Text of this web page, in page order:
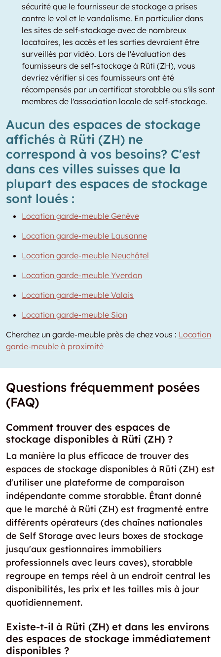
sécurité que le fournisseur de stockage a prises
contre le vol et le vandalisme. En particulier dans
les sites de self-stockage avec de nombreux
locataires, les accès et les sorties devraient être
surveillés par vidéo. Lors de l'évaluation des
fournisseurs de self-stockage à Rüti (ZH), vous
devriez vérifier si ces fournisseurs ont été
récompensés par un certificat storabble ou s'ils sont
membres de l'association locale de self-stockage.
Aucun des espaces de stockage
affichés à Rüti (ZH) ne
correspond à vos besoins? C'est
dans ces villes suisses que la
plupart des espaces de stockage
sont loués :
Location garde-meuble Genève
Location garde-meuble Lausanne
Location garde-meuble Neuchâtel
Location garde-meuble Yverdon
Location garde-meuble Valais
Location garde-meuble Sion
Cherchez un garde-meuble près de chez vous : Location
garde-meuble à proximité
Questions fréquemment posées
(FAQ)
Comment trouver des espaces de
stockage disponibles à Rüti (ZH) ?
La manière la plus efficace de trouver des
espaces de stockage disponibles à Rüti (ZH) est
d'utiliser une plateforme de comparaison
indépendante comme storabble. Étant donné
que le marché à Rüti (ZH) est fragmenté entre
différents opérateurs (des chaînes nationales
de Self Storage avec leurs boxes de stockage
jusqu'aux gestionnaires immobiliers
professionnels avec leurs caves), storabble
regroupe en temps réel à un endroit central les
disponibilités, les prix et les tailles mis à jour
quotidiennement.
Existe-t-il à Rüti (ZH) et dans les environs
des espaces de stockage immédiatement
disponibles ?